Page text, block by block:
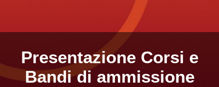
Presentazione Corsi e
Bandi di ammissione